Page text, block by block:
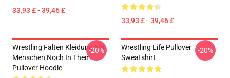
33,93 £ - 39,46 £
33,93 £ - 39,46 £
Wrestling Falten Kleidung Mit
Menschen Noch In Them
Pullover Hoodie
-20%
Wrestling Life Pullover
Sweatshirt
-20%